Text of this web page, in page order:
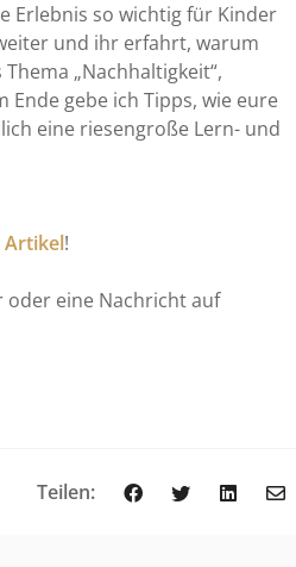
Erlebnis so wichtig für Kinder
und ihr erfahrt, warum
„Nachhaltigkeit“,
gebe ich Tipps, wie eure
eine riesengroße Lern- und
Artikel!
oder eine Nachricht auf
Teilen: